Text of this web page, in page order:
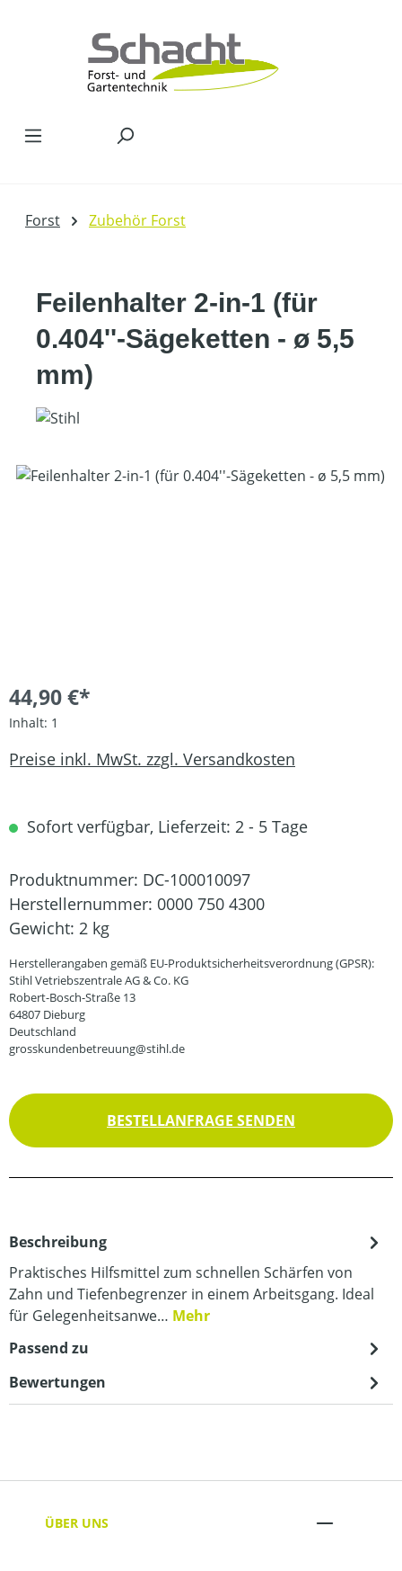
Forst Zubehör Forst
Feilenhalter 2-in-1 (für
0.404''-Sägeketten - ø 5,5
mm)
Bildergalerie überspringen
44,90 €*
Inhalt: 1
Preise inkl. MwSt. zzgl. Versandkosten
Sofort verfügbar, Lieferzeit: 2 - 5 Tage
Produktnummer: DC-100010097
Herstellernummer: 0000 750 4300
Gewicht: 2 kg
Herstellerangaben gemäß EU-Produktsicherheitsverordnung (GPSR):
Stihl Vetriebszentrale AG & Co. KG
Robert-Bosch-Straße 13
64807 Dieburg
Deutschland
grosskundenbetreuung@stihl.de
BESTELLANFRAGE SENDEN
Beschreibung
Praktisches Hilfsmittel zum schnellen Schärfen von
Zahn und Tiefenbegrenzer in einem Arbeitsgang. Ideal
für Gelegenheitsanwe… Mehr
Passend zu
Bewertungen
ÜBER UNS